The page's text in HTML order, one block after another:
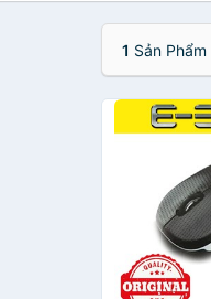
1 Sản Phẩm